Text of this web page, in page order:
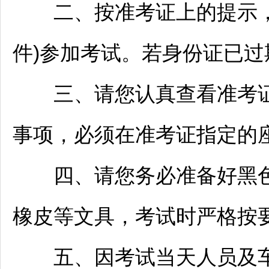
二、按准考证上的提示
件)参加考试。若身份证已
三、请您认真查看准考
事项，必须在准考证指定
四、请您务必准备好黑
橡皮等文具，考试时严格按
五、因考试当天人员及